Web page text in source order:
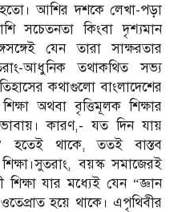
হতো। আশির দশকে লেখা-পড়া
সচেতনতা কিংবা দৃশ্যমান
যেন তারা সাক্ষরতার
আধুনিক তথাকথিত সভ্য
কথাগুলো বাংলাদেশের
অথবা বৃত্তিমূলক শিক্ষার
ভাবায়। কারণ,- যত দিন যায়
হতেই থাকে, ততই বাস্তব
বয়স্ক সমাজেরই
যার মধ্যেই যেন “জ্ঞান
হয়ে থাকে। এপৃথিবীর